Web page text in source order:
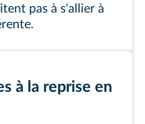
pas à s'allier à
à la reprise en